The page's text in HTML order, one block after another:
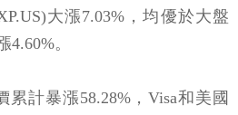
大漲7.03%，均優於大盤
。
累計暴漲58.28%，Visa和美國